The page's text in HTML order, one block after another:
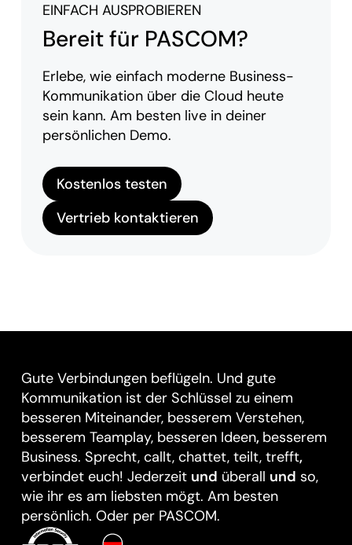
EINFACH AUSPROBIEREN
Bereit für PASCOM?
Erlebe, wie einfach moderne Business-
Kommunikation über die Cloud heute
sein kann. Am besten live in deiner
persönlichen Demo.
Kostenlos testen
Vertrieb kontaktieren
Gute Verbindungen beflügeln. Und gute
Kommunikation ist der Schlüssel zu einem
besseren Miteinander, besserem Verstehen,
besserem Teamplay, besseren Ideen, besserem
Business. Sprecht, callt, chattet, teilt, trefft,
verbindet euch! Jederzeit und überall und so,
wie ihr es am liebsten mögt. Am besten
persönlich. Oder per PASCOM.